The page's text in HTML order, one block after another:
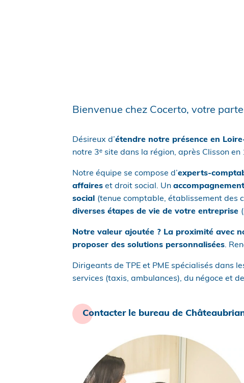
Bienvenue chez Cocerto, votre
Désireux d’étendre notre présence en
notre 3ᵉ site dans la région, après Clisson en
Notre équipe se compose d’experts-
affaires et droit social. Un
social (tenue comptable, établissement des
diverses étapes de vie de votre entreprise
Notre valeur ajoutée ? La proximité avec
proposer des solutions personnalisées.
Dirigeants de TPE et PME spécialisés dans
services (taxis, ambulances), du négoce et
Contacter le bureau de